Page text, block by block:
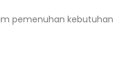
pemenuhan kebutuhan